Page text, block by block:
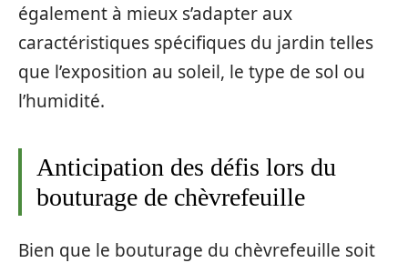
également à mieux s’adapter aux
caractéristiques spécifiques du jardin telles
que l’exposition au soleil, le type de sol ou
l’humidité.
Anticipation des défis lors du
bouturage de chèvrefeuille
Bien que le bouturage du chèvrefeuille soit